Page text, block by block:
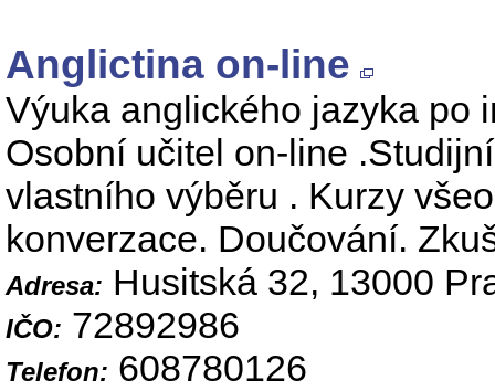
Anglictina on-line
Výuka anglického jazyka po
Osobní učitel on-line
vlastního výběru . Kurzy
konverzace. Doučování.
Adresa: Husitská 32, 13000
IČO: 72892986
Telefon: 608780126